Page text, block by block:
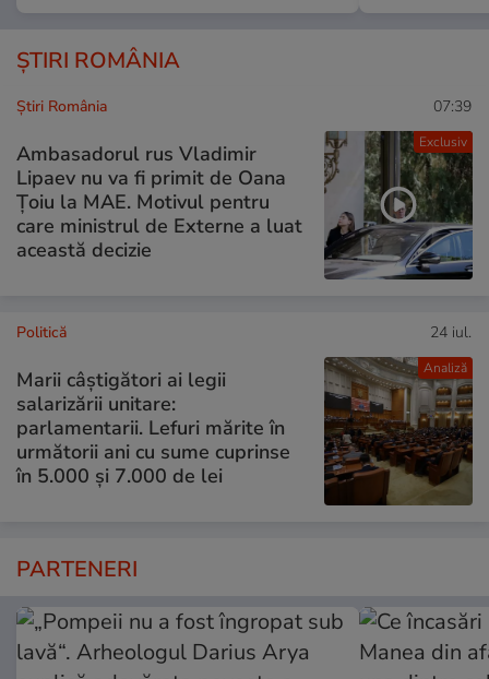
ȘTIRI ROMÂNIA
Exclusiv
Știri România 07:39
Ambasadorul rus Vladimir
Lipaev nu va fi primit de Oana
Țoiu la MAE. Motivul pentru
care ministrul de Externe a luat
această decizie
Analiză
Politică 24 iul.
Marii câștigători ai legii
salarizării unitare:
parlamentarii. Lefuri mărite în
următorii ani cu sume cuprinse
în 5.000 și 7.000 de lei
PARTENERI